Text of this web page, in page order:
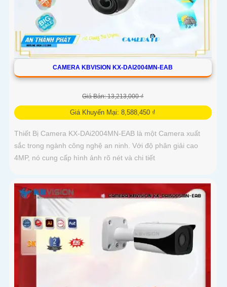
CAMERA KBVISION KX-DAI2004MN-EAB
Giá Bán: 13,213,000 ₫
Giá Khuyến Mại: 8,588,450 ₫
Thiết Bị Camera KX-DAi2004MN-EAB là một Camera xuất
sắc trong ngành công nghệ an ninh. Với độ phân giải cao
4MP, nó cung cấp hình ảnh rõ nét và chi tiết